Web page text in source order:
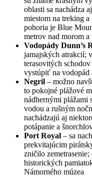
oblasti sa nachádza
miestom na treking
pohoria je Blue
metrov nad morom
Vodopády Dunn’s
jamajských atrakcií;
terasovitých
vystúpiť na vodopád
Negril – možno
to pokojné plážové
nádhernými plážami
vodou a rušným
nachádzajú aj
potápanie a
Port Royal – sa
prekvitajúcim
zničilo zemetrasenie;
historických
Námorného múzea